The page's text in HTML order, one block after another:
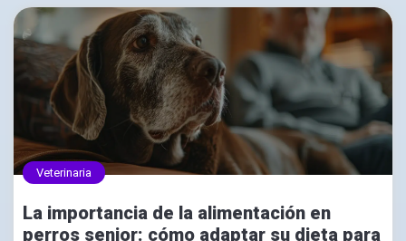
Veterinaria
La importancia de la alimentación en
perros senior: cómo adaptar su dieta para